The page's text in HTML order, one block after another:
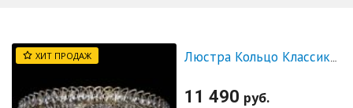
ХИТ ПРОДАЖ
11 490 руб.